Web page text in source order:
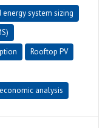
energy system sizing
Rooftop PV
analysis